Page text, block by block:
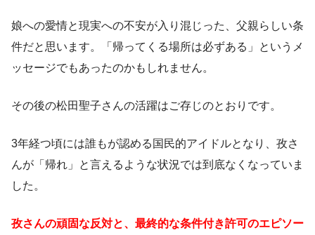
娘への愛情と現実への不安が入り混じった、父親らしい条
件だと思います。「帰ってくる場所は必ずある」というメ
ッセージでもあったのかもしれません。
その後の松田聖子さんの活躍はご存じのとおりです。
3年経つ頃には誰もが認める国民的アイドルとなり、孜さ
んが「帰れ」と言えるような状況では到底なくなっていま
した。
孜さんの頑固な反対と、最終的な条件付き許可のエピソー